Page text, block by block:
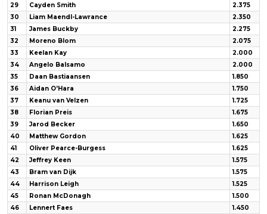
29
Cayden Smith
2.375
30
Liam Maendl-Lawrance
2.350
31
James Buckby
2.275
32
Moreno Blom
2.075
33
Keelan Kay
2.000
34
Angelo Balsamo
2.000
35
Daan Bastiaansen
1.850
36
Aidan O'Hara
1.750
37
Keanu van Velzen
1.725
38
Florian Preis
1.675
39
Jarod Becker
1.650
40
Matthew Gordon
1.625
41
Oliver Pearce-Burgess
1.625
42
Jeffrey Keen
1.575
43
Bram van Dijk
1.575
44
Harrison Leigh
1.525
45
Ronan McDonagh
1.500
46
Lennert Faes
1.450